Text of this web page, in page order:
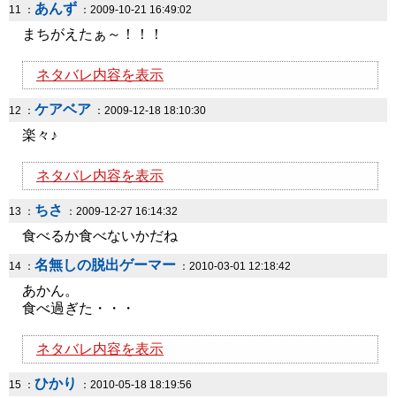
11 ： あんず ：2009-10-21 16:49:02
まちがえたぁ～！！！
ネタバレ内容を表示
12 ： ケアベア ：2009-12-18 18:10:30
楽々♪
ネタバレ内容を表示
13 ： ちさ ：2009-12-27 16:14:32
食べるか食べないかだね
14 ： 名無しの脱出ゲーマー ：2010-03-01 12:18:42
あかん。
食べ過ぎた・・・
ネタバレ内容を表示
15 ： ひかり ：2010-05-18 18:19:56